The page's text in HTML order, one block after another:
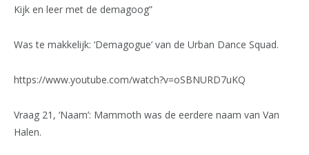
Kijk en leer met de demagoog”
Was te makkelijk: ‘Demagogue’ van de Urban Dance Squad.
https://www.youtube.com/watch?v=oSBNURD7uKQ
Vraag 21, ‘Naam’: Mammoth was de eerdere naam van Van
Halen.